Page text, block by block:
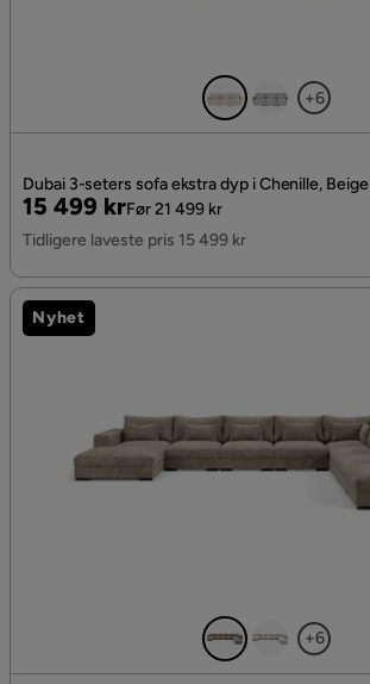
+6
Dubai 3-seters sofa ekstra dyp i Chenille, Beige
Pris
15 499 kr
Original
Pris
Før 21 499 kr
Tidligere laveste pris 15 499 kr
+6
Nyhet